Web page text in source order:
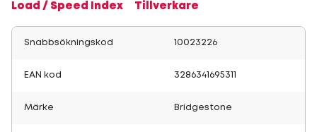
Load / Speed Index
Tillverkare
Snabbsökningskod 10023226
EAN kod 3286341695311
Märke Bridgestone